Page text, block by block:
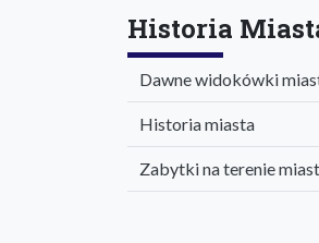
Historia
Dawne widokówki
Historia miasta
Zabytki na terenie